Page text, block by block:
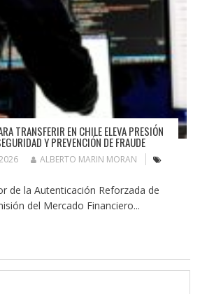
TRANSFERIR EN CHILE ELEVA PRESIÓN
Y PREVENCIÓN DE FRAUDE
ALBERTO MARIN MORAN
de la Autenticación Reforzada de
del Mercado Financiero...